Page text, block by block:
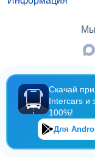
Скачай
Intercars и
100%!
Для
Мы
©
Российская